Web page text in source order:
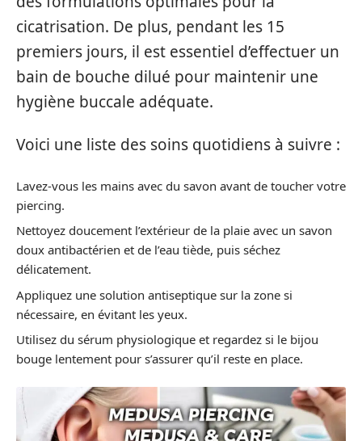
cicatrisation. De plus, pendant les 15
premiers jours, il est essentiel d’effectuer un
bain de bouche dilué pour maintenir une
hygiène buccale adéquate.
Voici une liste des soins quotidiens à suivre :
Lavez-vous les mains avec du savon avant de toucher votre
piercing.
Nettoyez doucement l’extérieur de la plaie avec un savon
doux antibactérien et de l’eau tiède, puis séchez
délicatement.
Appliquez une solution antiseptique sur la zone si
nécessaire, en évitant les yeux.
Utilisez du sérum physiologique et regardez si le bijou
bouge lentement pour s’assurer qu’il reste en place.